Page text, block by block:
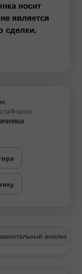
носит
является
сделки.
анализ